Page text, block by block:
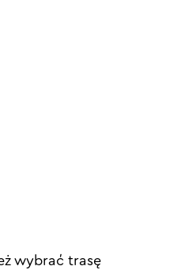
wybrać trasę